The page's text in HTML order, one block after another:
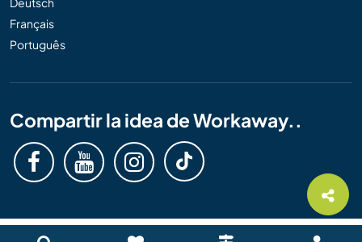
Français
Português
Compartir la idea de Workaway..